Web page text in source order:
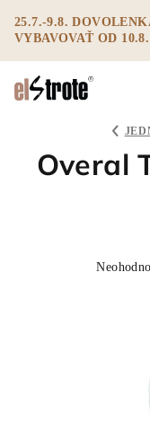
obsah
25.7.-9.8.
VYBAVOVAŤ OD
Overal
Priemerné